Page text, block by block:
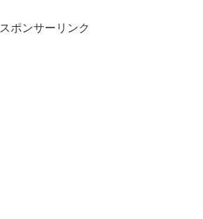
スポンサーリンク